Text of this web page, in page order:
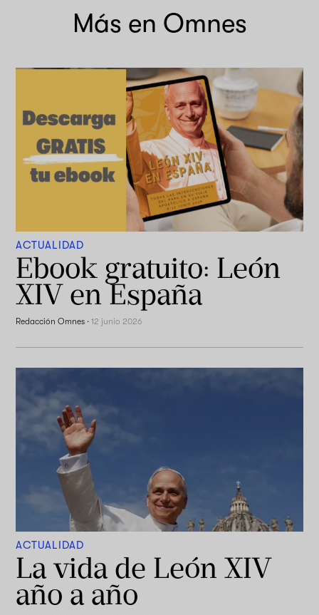
Más en Omnes
ACTUALIDAD
Ebook gratuito: León
XIV en España
Redacción Omnes ·12 junio 2026
ACTUALIDAD
La vida de León XIV
año a año